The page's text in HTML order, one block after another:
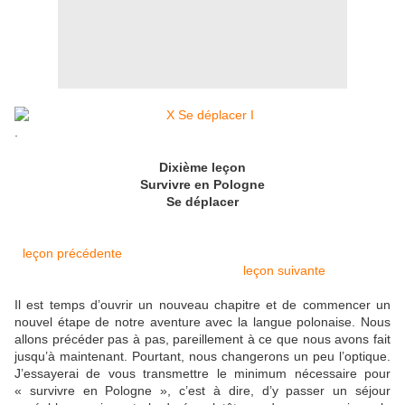
Dixième leçon
Survivre en Pologne
Se déplacer
leçon précédente
leçon suivante
Il est temps d’ouvrir un nouveau chapitre et de commencer un
nouvel étape de notre aventure avec la langue polonaise. Nous
allons précéder pas à pas, pareillement à ce que nous avons fait
jusqu’à maintenant. Pourtant, nous changerons un peu l’optique.
J’essayerai de vous transmettre le minimum nécessaire pour
« survivre en Pologne », c’est à dire, d’y passer un séjour